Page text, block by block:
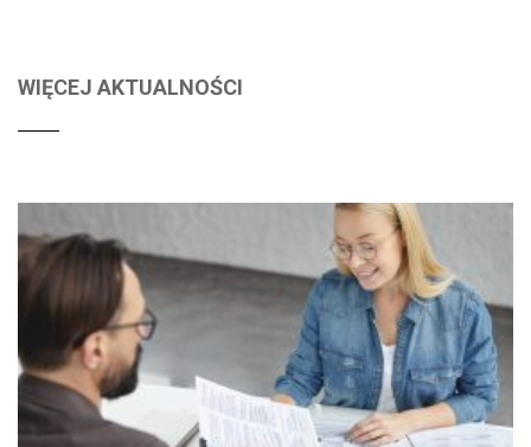
WIĘCEJ AKTUALNOŚCI